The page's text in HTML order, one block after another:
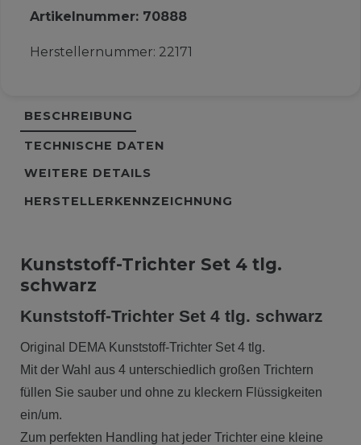
Artikelnummer: 70888
Herstellernummer: 22171
BESCHREIBUNG
TECHNISCHE DATEN
WEITERE DETAILS
HERSTELLERKENNZEICHNUNG
Kunststoff-Trichter Set 4 tlg.
schwarz
Kunststoff-Trichter Set 4 tlg. schwarz
Original DEMA Kunststoff-Trichter Set 4 tlg.
Mit der Wahl aus 4 unterschiedlich großen Trichtern
füllen Sie sauber und ohne zu kleckern Flüssigkeiten
ein/um.
Zum perfekten Handling hat jeder Trichter eine kleine